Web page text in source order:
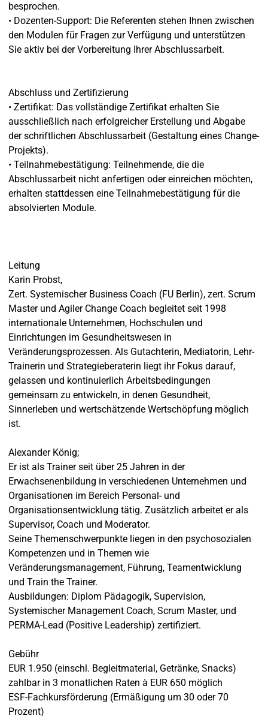
besprochen.
• Dozenten-Support: Die Referenten stehen Ihnen zwischen
den Modulen für Fragen zur Verfügung und unterstützen
Sie aktiv bei der Vorbereitung Ihrer Abschlussarbeit.
Abschluss und Zertifizierung
• Zertifikat: Das vollständige Zertifikat erhalten Sie
ausschließlich nach erfolgreicher Erstellung und Abgabe
der schriftlichen Abschlussarbeit (Gestaltung eines Change-
Projekts).
• Teilnahmebestätigung: Teilnehmende, die die
Abschlussarbeit nicht anfertigen oder einreichen möchten,
erhalten stattdessen eine Teilnahmebestätigung für die
absolvierten Module.
Leitung
Karin Probst,
Zert. Systemischer Business Coach (FU Berlin), zert. Scrum
Master und Agiler Change Coach begleitet seit 1998
internationale Unternehmen, Hochschulen und
Einrichtungen im Gesundheitswesen in
Veränderungsprozessen. Als Gutachterin, Mediatorin, Lehr-
Trainerin und Strategieberaterin liegt ihr Fokus darauf,
gelassen und kontinuierlich Arbeitsbedingungen
gemeinsam zu entwickeln, in denen Gesundheit,
Sinnerleben und wertschätzende Wertschöpfung möglich
ist.
Alexander König;
Er ist als Trainer seit über 25 Jahren in der
Erwachsenenbildung in verschiedenen Unternehmen und
Organisationen im Bereich Personal- und
Organisationsentwicklung tätig. Zusätzlich arbeitet er als
Supervisor, Coach und Moderator.
Seine Themenschwerpunkte liegen in den psychosozialen
Kompetenzen und in Themen wie
Veränderungsmanagement, Führung, Teamentwicklung
und Train the Trainer.
Ausbildungen: Diplom Pädagogik, Supervision,
Systemischer Management Coach, Scrum Master, und
PERMA-Lead (Positive Leadership) zertifiziert.
Gebühr
EUR 1.950 (einschl. Begleitmaterial, Getränke, Snacks)
zahlbar in 3 monatlichen Raten à EUR 650 möglich
ESF-Fachkursförderung (Ermäßigung um 30 oder 70
Prozent)